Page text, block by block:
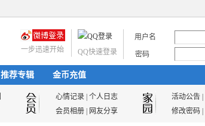
用户名
密码
QQ快速登录
一步迅速开始
推荐专辑 金币充值
心情记录 个人日志 活动公告|
会员相册 网友分享 修改密码|